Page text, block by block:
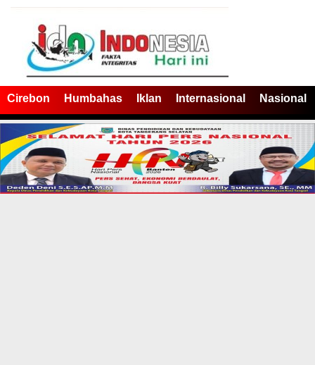
Cirebon Humbahas Iklan Internasional Nasional